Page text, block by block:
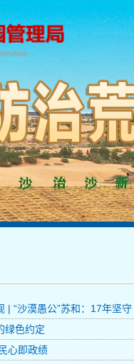
| “沙漠愚公”苏和：17年坚
绿色约定
心即政绩